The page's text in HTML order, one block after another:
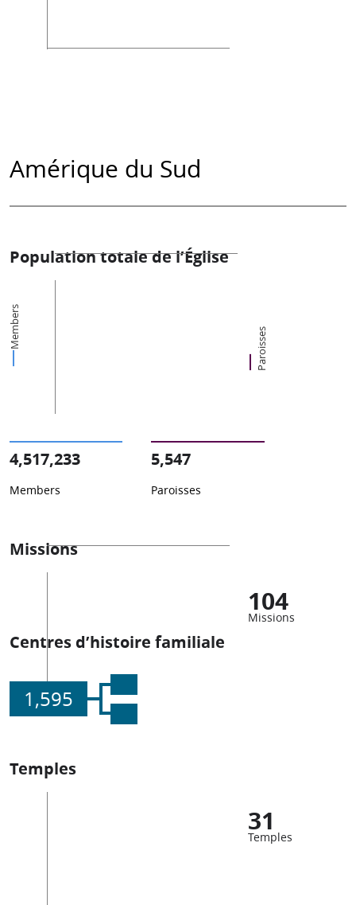
Amérique du Sud
Population totale de l’Église
Members Paroisses
4,517,233
Members
5,547
Paroisses
Missions
104
Missions
Centres d’histoire familiale
1,595
Temples
31
Temples